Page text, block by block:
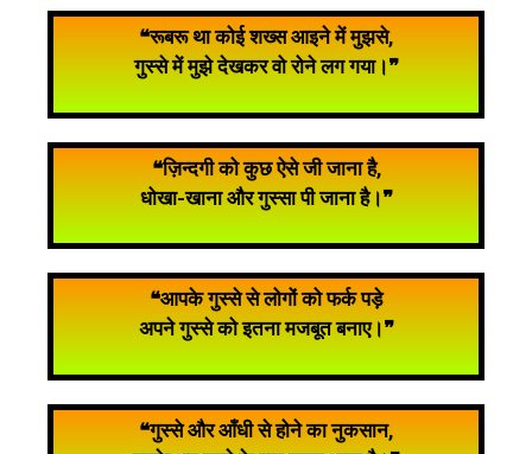
❝रूबरू था कोई शख्स आइने में मुझसे,
गुस्से में मुझे देखकर वो रोने लग गया।❞
❝ज़िन्दगी को कुछ ऐसे जी जाना है,
धोखा-खाना और गुस्सा पी जाना है।❞
❝आपके गुस्से से लोगों को फर्क पड़े
अपने गुस्से को इतना मजबूत बनाए।❞
❝गुस्से और आँधी से होने का नुकसान,